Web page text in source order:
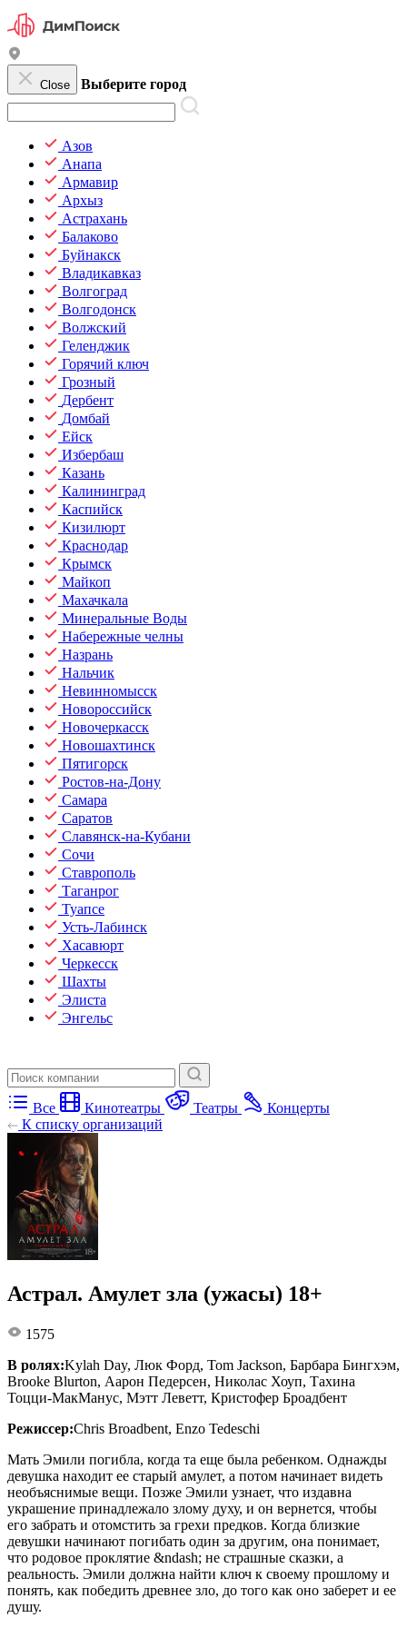
Close Выберите город
Азов
Анапа
Армавир
Архыз
Астрахань
Балаково
Буйнакск
Владикавказ
Волгоград
Волгодонск
Волжский
Геленджик
Горячий ключ
Грозный
Дербент
Домбай
Ейск
Избербаш
Казань
Калининград
Каспийск
Кизилюрт
Краснодар
Крымск
Майкоп
Махачкала
Минеральные Воды
Набережные челны
Назрань
Нальчик
Невинномысск
Новороссийск
Новочеркасск
Новошахтинск
Пятигорск
Ростов-на-Дону
Самара
Саратов
Славянск-на-Кубани
Сочи
Ставрополь
Таганрог
Туапсе
Усть-Лабинск
Хасавюрт
Черкесск
Шахты
Элиста
Энгельс
Все Кинотеатры Театры
Концерты
К списку организаций
Астрал. Амулет зла (ужасы) 18+
1575
В ролях:Kylah Day, Люк Форд, Tom Jackson, Барбара Бингхэм,
Brooke Blurton, Аарон Педерсен, Николас Хоуп, Тахина
Тоцци-МакМанус, Мэтт Леветт, Кристофер Броадбент
Режиссер:Chris Broadbent, Enzo Tedeschi
Мать Эмили погибла, когда та еще была ребенком. Однажды
девушка находит ее старый амулет, а потом начинает видеть
необъяснимые вещи. Позже Эмили узнает, что издавна
украшение принадлежало злому духу, и он вернется, чтобы
его забрать и отомстить за грехи предков. Когда близкие
девушки начинают погибать один за другим, она понимает,
что родовое проклятие &ndash; не страшные сказки, а
реальность. Эмили должна найти ключ к своему прошлому и
понять, как победить древнее зло, до того как оно заберет и ее
душу.